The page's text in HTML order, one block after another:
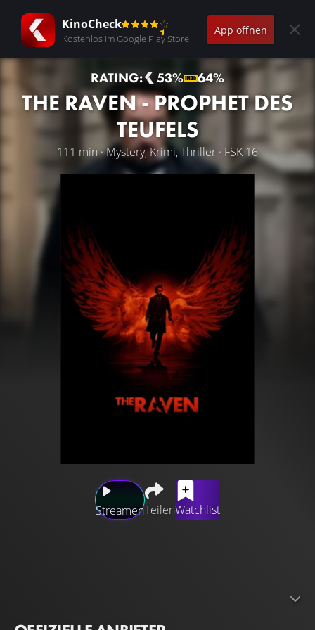
KinoCheck
Kostenlos im Google Play Store
App öffnen
RATING: 53% 64%
THE RAVEN - PROPHET DES
TEUFELS
111 min · Mystery, Krimi, Thriller · FSK 16
StreamenTeilenWatchlist
Öffentlichkeit geschmäht, muss er sich seinen